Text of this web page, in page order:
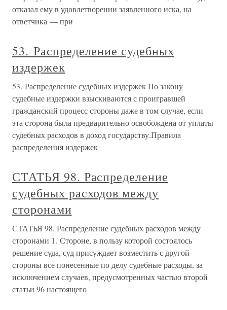
отказал ему в удовлетворении заявленного иска, на
ответчика — при
53. Распределение судебных
издержек
53. Распределение судебных издержек По закону
судебные издержки взыскиваются с проигравшей
гражданский процесс стороны даже в том случае, если
эта сторона была предварительно освобождена от уплаты
судебных расходов в доход государству.Правила
распределения издержек
СТАТЬЯ 98. Распределение
судебных расходов между
сторонами
СТАТЬЯ 98. Распределение судебных расходов между
сторонами 1. Стороне, в пользу которой состоялось
решение суда, суд присуждает возместить с другой
стороны все понесенные по делу судебные расходы, за
исключением случаев, предусмотренных частью второй
статьи 96 настоящего